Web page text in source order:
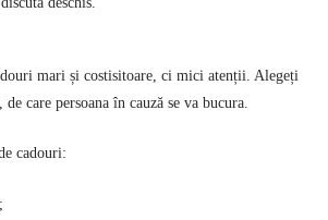
mari și costisitoare, ci mici atenții. Alegeți
care persoana în cauză se va bucura.
cadouri: